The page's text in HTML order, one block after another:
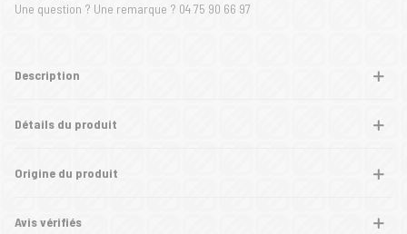
Une question ? Une remarque ? 04 75 90 66 97
Description
Détails du produit
Origine du produit
Avis vérifiés